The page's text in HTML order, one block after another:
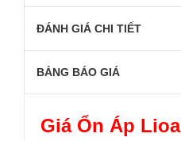
ĐÁNH GIÁ CHI TIẾT
BẢNG BÁO GIÁ
Giá Ổn Áp